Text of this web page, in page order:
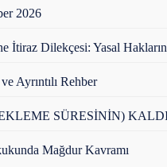
2026
İtiraz Dilekçesi: Yasal
Ayrıntılı Rehber
SÜRESİNİN)
Mağdur Kavramı